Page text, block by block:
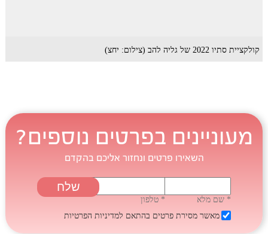
קולקציית סתיו 2022 של גליה להב (צילום: יחצ)
מעוניינים בפרטים נוספים?
השאירו פרטים ונחזור אליכם בהקדם
* שם מלא
* טלפון
מאשר מסירת פרטים בהתאם למדיניות הפרטיות